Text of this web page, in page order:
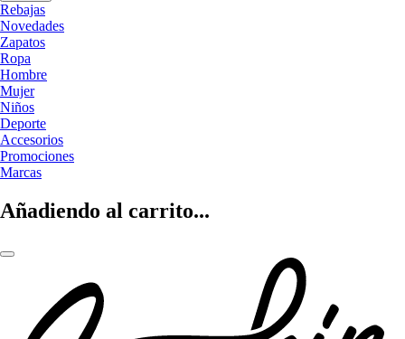
Rebajas
Novedades
Zapatos
Ropa
Hombre
Mujer
Niños
Deporte
Accesorios
Promociones
Marcas
Añadiendo al carrito...